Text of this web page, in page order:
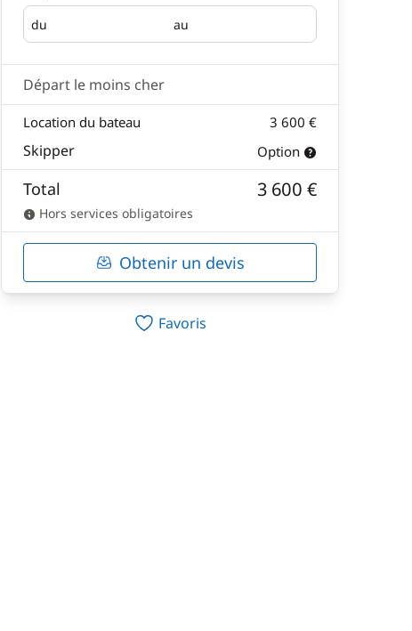
du
Départ au
Retour
Départ le moins cher
Location du bateau 3 600 €
Skipper Option
Total 3 600 €
Hors services obligatoires
Obtenir un devis
Favoris